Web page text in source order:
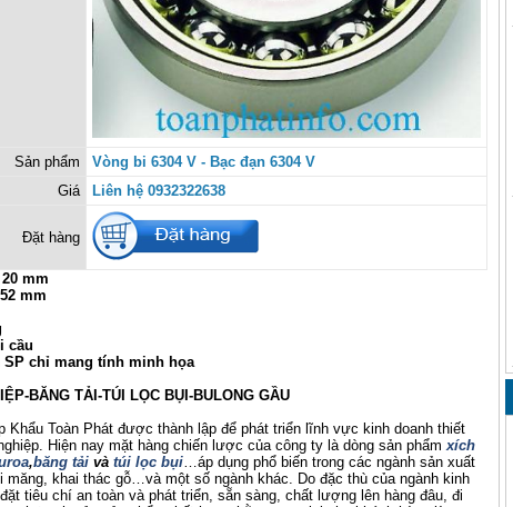
Sản phẩm
Vòng bi 6304 V - Bạc đạn 6304 V
Giá
Liên hệ 0932322638
Đặt hàng
mm
mm
cầu
chỉ mang tính minh họa
BĂNG TẢI-TÚI LỌC BỤI-BULONG GẦU
Toàn Phát được thành lập để phát triển lĩnh vực kinh doanh thiết
Hiện nay mặt hàng chiến lược của công ty là dòng sản phẩm xích
,băng tải và túi lọc bụi…áp dụng phổ biến trong các ngành sản xuất
măng, khai thác gỗ…và một số ngành khác. Do đặc thù của ngành kinh
tiêu chí an toàn và phát triển, sẵn sàng, chất lượng lên hàng đâu, đi